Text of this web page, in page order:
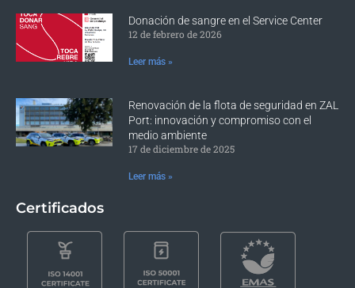
Donación de sangre en el Service Center
12 de febrero de 2026
Leer más »
Renovación de la flota de seguridad en ZAL
Port: innovación y compromiso con el
medio ambiente
17 de diciembre de 2025
Leer más »
Certificados